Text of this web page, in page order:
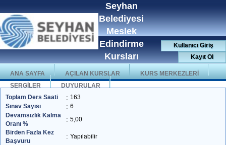
Seyhan
Belediyesi
Meslek
Edindirme
Kursları
Kullanıcı Giriş
Kayıt Ol
ANA SAYFA AÇILAN KURSLAR
KURS MERKEZLERİ
SERGİLER
DUYURULAR
Toplam Ders Saati
: 163
Sınav Sayısı
: 6
Devamsızlık Kalma
Oranı %
: 5,00
Birden Fazla Kez
Başvuru
: Yapılabilir